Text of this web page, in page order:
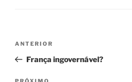
Post
Post
anterior
ANTERIOR
França ingovernável?